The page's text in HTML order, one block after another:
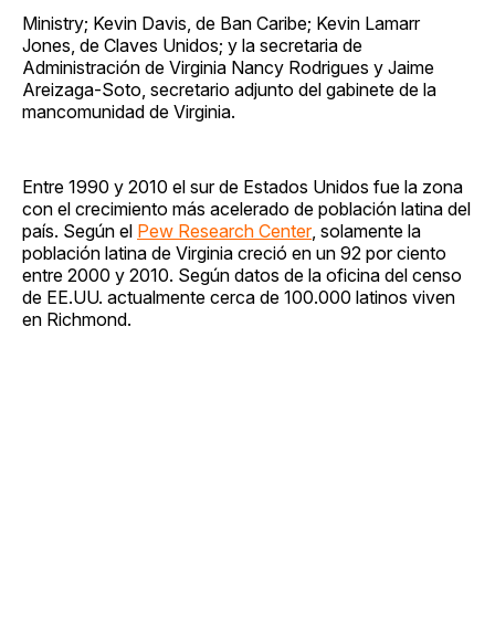
Ministry; Kevin Davis, de Ban Caribe; Kevin Lamarr
Jones, de Claves Unidos; y la secretaria de
Administración de Virginia Nancy Rodrigues y Jaime
Areizaga-Soto, secretario adjunto del gabinete de la
mancomunidad de Virginia.
Entre 1990 y 2010 el sur de Estados Unidos fue la zona
con el crecimiento más acelerado de población latina del
país. Según el Pew Research Center, solamente la
población latina de Virginia creció en un 92 por ciento
entre 2000 y 2010. Según datos de la oficina del censo
de EE.UU. actualmente cerca de 100.000 latinos viven
en Richmond.